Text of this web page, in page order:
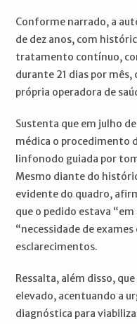
Conforme narrado, a
de dez anos, com
tratamento contínuo,
durante 21 dias por mês,
própria operadora de
Sustenta que em julho
médica o procedimento
linfonodo guiada por
Mesmo diante do
evidente do quadro,
que o pedido estava
“necessidade de
esclarecimentos.
Ressalta, além disso,
elevado, acentuando a
diagnóstica para